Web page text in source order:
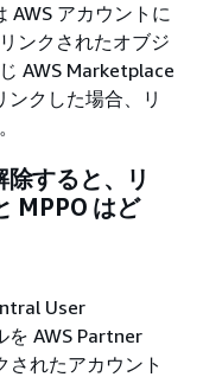
AWS アカウントに
ンクされたオブジ
AWS Marketplace
ンクした場合、リ
すると、リ
MPPO はど
User
を AWS Partner
れたアカウント